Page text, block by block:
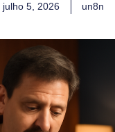
julho 5, 2026 un8n